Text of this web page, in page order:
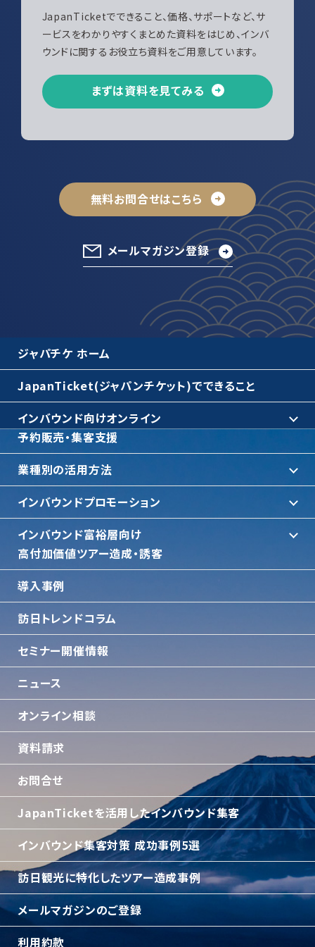
JapanTicketでできること、価格、サポートなど、サ
ービスをわかりやすくまとめた資料をはじめ、インバ
ウンドに関するお役立ち資料をご用意しています。
まずは資料を見てみる
無料お問合せはこちら
メールマガジン登録
ジャパチケ ホーム
JapanTicket(ジャパンチケット)でできること
インバウンド向けオンライン
予約販売・集客支援
業種別の活用方法
インバウンドプロモーション
インバウンド富裕層向け
⾼付加価値ツアー造成・誘客
導入事例
訪日トレンドコラム
セミナー開催情報
ニュース
オンライン相談
資料請求
お問合せ
JapanTicketを活用したインバウンド集客
インバウンド集客対策 成功事例5選
訪日観光に特化したツアー造成事例
メールマガジンのご登録
利用約款